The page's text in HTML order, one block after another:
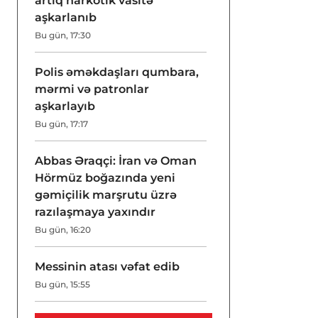
aşkarlanıb
Bu gün, 17:30
Polis əməkdaşları qumbara,
mərmi və patronlar
aşkarlayıb
Bu gün, 17:17
Abbas Əraqçi: İran və Oman
Hörmüz boğazında yeni
gəmiçilik marşrutu üzrə
razılaşmaya yaxındır
Bu gün, 16:20
Messinin atası vəfat edib
Bu gün, 15:55